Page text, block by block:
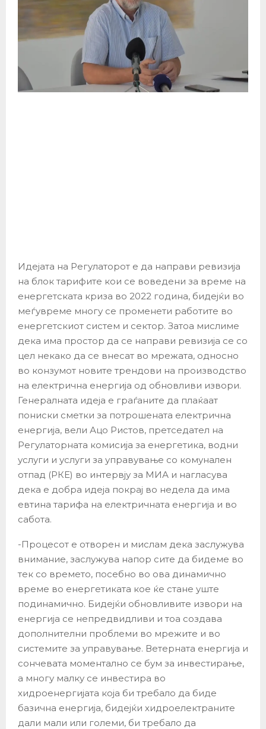
Идејата на Регулаторот е да направи ревизија
на блок тарифите кои се воведени за време на
енергетската криза во 2022 година, бидејќи во
меѓувреме многу се променети работите во
енергетскиот систем и сектор. Затоа мислиме
дека има простор да се направи ревизија се со
цел некако да се внесат во мрежата, односно
во конзумот новите трендови на производство
на електрична енергија од обновливи извори.
Генералната идеја е граѓаните да плаќаат
пониски сметки за потрошената електрична
енергија, вели Ацо Ристов, претседател на
Регулаторната комисија за енергетика, водни
услуги и услуги за управување со комунален
отпад (РКЕ) во интервју за МИА и нагласува
дека е добра идеја покрај во недела да има
евтина тарифа на електричната енергија и во
сабота.
-Процесот е отворен и мислам дека заслужува
внимание, заслужува напор сите да бидеме во
тек со времето, посебно во ова динамично
време во енергетиката кое ќе стане уште
подинамично. Бидејќи обновливите извори на
енергија се непредвидливи и тоа создава
дополнителни проблеми во мрежите и во
системите за управување. Ветерната енергија и
сончевата моментално се бум за инвестирање,
а многу малку се инвестира во
хидроенергијата која би требало да биде
базична енергија, бидејќи хидроелектраните
дали мали или големи, би требало да